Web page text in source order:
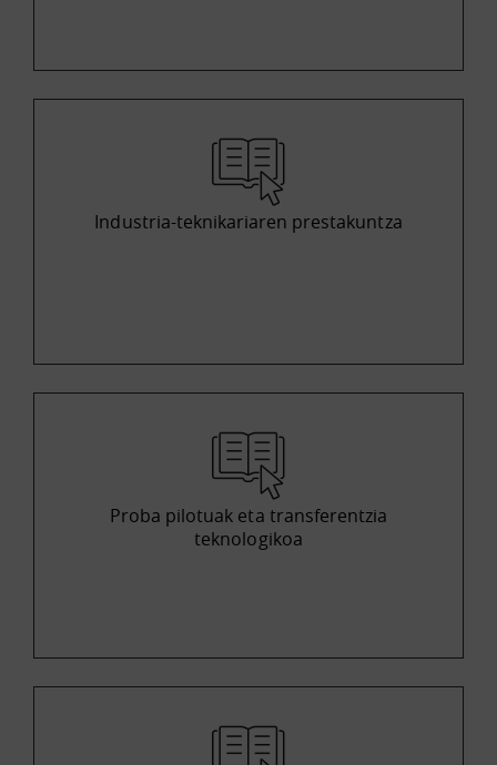
Industria-teknikariaren prestakuntza
Proba pilotuak eta transferentzia
teknologikoa